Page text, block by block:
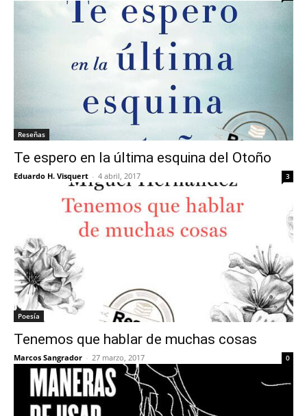
Reseñas
Te espero en la última esquina del Otoño
Eduardo H. Visquert - 4 abril, 2017 3
Poesía
Tenemos que hablar de muchas cosas
Marcos Sangrador - 27 marzo, 2017 0